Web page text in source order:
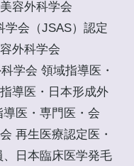
容外科学会
学会（JSAS）認定
外科学会
学会 領域指導医・
導医・日本形成外
医・専門医・会
再生医療認定医・
日本臨床医学発毛